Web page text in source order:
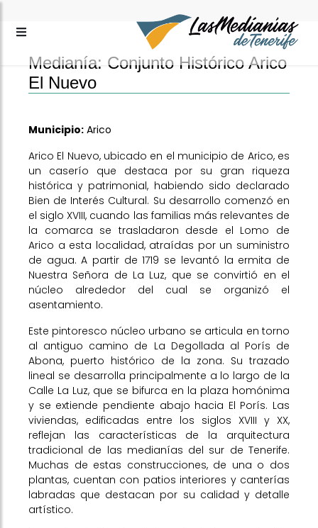
Medianía: Conjunto Histórico Arico
El Nuevo
Municipio: Arico
Arico El Nuevo, ubicado en el municipio de Arico, es
un caserío que destaca por su gran riqueza
histórica y patrimonial, habiendo sido declarado
Bien de Interés Cultural. Su desarrollo comenzó en
el siglo XVIII, cuando las familias más relevantes de
la comarca se trasladaron desde el Lomo de
Arico a esta localidad, atraídas por un suministro
de agua. A partir de 1719 se levantó la ermita de
Nuestra Señora de La Luz, que se convirtió en el
núcleo alrededor del cual se organizó el
asentamiento.
Este pintoresco núcleo urbano se articula en torno
al antiguo camino de La Degollada al Porís de
Abona, puerto histórico de la zona. Su trazado
lineal se desarrolla principalmente a lo largo de la
Calle La Luz, que se bifurca en la plaza homónima
y se extiende pendiente abajo hacia El Porís. Las
viviendas, edificadas entre los siglos XVIII y XX,
reflejan las características de la arquitectura
tradicional de las medianías del sur de Tenerife.
Muchas de estas construcciones, de una o dos
plantas, cuentan con patios interiores y canterías
labradas que destacan por su calidad y detalle
artístico.